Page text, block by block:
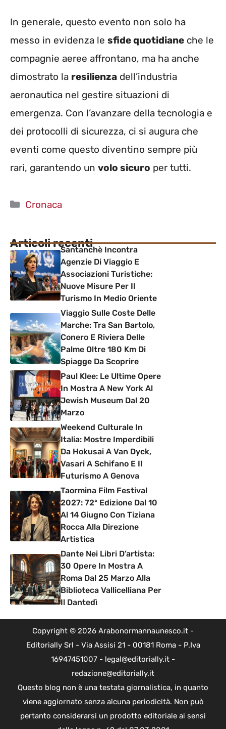
In generale, questo evento non solo ha
messo in evidenza le sfide quotidiane che le
compagnie aeree affrontano, ma ha anche
dimostrato la resilienza dell’industria
aeronautica nel gestire situazioni di
emergenza. Con l’avanzare della tecnologia e
dei protocolli di sicurezza, ci si augura che
eventi come questo diventino sempre più
rari, garantendo un volo sicuro per tutti.
Categorie
Cronaca
Articoli recentiSantanchè Incontra
Agenzie Di Viaggio E
Associazioni Turistiche:
Nuove Misure Per Il
Turismo In Medio Oriente
Viaggio Sulle Coste Delle
Marche: Tra San Bartolo,
Conero E Riviera Delle
Palme Oltre 180 Km Di
Spiagge Da Scoprire
Paul Klee: Le Ultime Opere
In Mostra A New York Al
Jewish Museum Dal 20
Marzo
Weekend Culturale In
Italia: Mostre Imperdibili
Da Hokusai A Van Dyck,
Vasari A Schifano E Il
Futurismo A Genova
Taormina Film Festival
2027: 72ª Edizione Dal 10
Al 14 Giugno Con Tiziana
Rocca Alla Direzione
Artistica
Dante Nei Libri D’artista:
30 Opere In Mostra A
Roma Dal 25 Marzo Alla
Biblioteca Vallicelliana Per
Il Dantedì
Copyright © 2026 Arabonormannaunesco.it -
Editorially Srl - Via Assisi 21 - 00181 Roma - P.Iva
16947451007 - legal@editorially.it -
redazione@editorially.it
Questo blog non è una testata giornalistica, in quanto
viene aggiornato senza alcuna periodicità. Non può
pertanto considerarsi un prodotto editoriale ai sensi